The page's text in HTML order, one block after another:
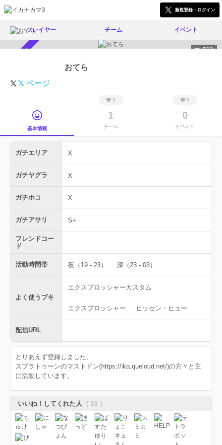
新規登録・ログイン
プレイヤー チーム イベント
503
おてら
𝕏 ページ
基本情報
0
1
チーム
0
0
イベント
ガチエリア X
ガチヤグラ X
ガチホコ X
ガチアサリ S+
フレンドコー
ド
活動時間帯 夜（19 - 23） 深（23 - 03）
よく使うブキ
エクスプロッシャーカスタム
エクスプロッシャー ヒッセン・ヒュー
配信URL
とりあえず登録しました。
スプラトゥーンのマストドン(https://ika.queloud.net/)の方々と主
に活動しています。
いいね！してくれた人 （ 10 ）